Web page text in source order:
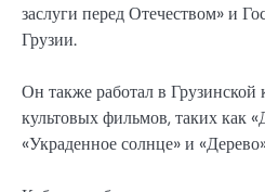
заслуги перед Отечеством» и
Грузии.
Он также работал в Грузинской
культовых фильмов, таких как
«Украденное солнце» и